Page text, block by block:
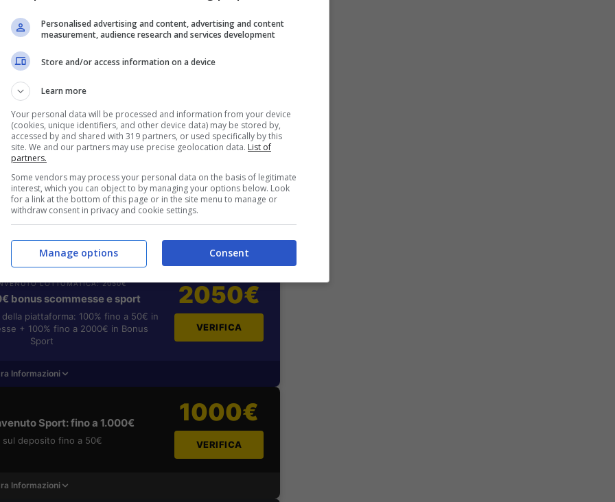
deposito + fino a 50€ di
sport + fino a 50€ di bonus
200€
Informazioni
GOLDBET: 2.050€
2050€ sport e casino
100% fino a 2.000€ in Bonus
del primo deposito fino a 50€
2050€
VERIFICA
Informazioni
LOTTOMATICA: 2050€
bonus scommesse e sport
piattaforma: 100% fino a 50€ in
+ 100% fino a 2000€ in Bonus
Sport
2050€
VERIFICA
Informazioni
Sport: fino a 1.000€
sul deposito fino a 50€
1000€
VERIFICA
Informazioni
Personalised advertising and content, advertising and content
measurement, audience research and services development
Store and/or access information on a device
Learn more
Your personal data will be processed and information from your device
(cookies, unique identifiers, and other device data) may be stored by,
accessed by and shared with 319 partners, or used specifically by this
site. We and our partners may use precise geolocation data. List of
partners.
Some vendors may process your personal data on the basis of legitimate
interest, which you can object to by managing your options below. Look
for a link at the bottom of this page or in the site menu to manage or
withdraw consent in privacy and cookie settings.
Consent
Manage options